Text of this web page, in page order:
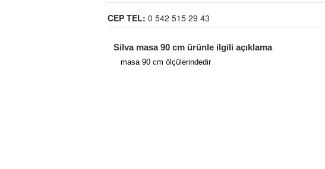
CEP TEL: 0 542 515 29 43
Silva masa 90 cm ürünle ilgili açıklama
masa 90 cm ölçülerindedir